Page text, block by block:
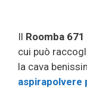
Il Roomba 671
cui può
la cava
aspirapolvere